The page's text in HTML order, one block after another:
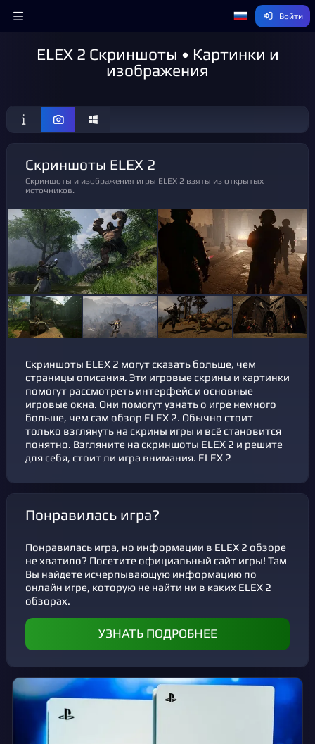
Войти
ELEX 2 Скриншоты • Картинки и
изображения
Скриншоты ELEX 2
Скриншоты и изображения игры ELEX 2 взяты из открытых
источников.
Скриншоты ELEX 2 могут сказать больше, чем
страницы описания. Эти игровые скрины и картинки
помогут рассмотреть интерфейс и основные
игровые окна. Они помогут узнать о игре немного
больше, чем сам обзор ELEX 2. Обычно стоит
только взглянуть на скрины игры и всё становится
понятно. Взгляните на скриншоты ELEX 2 и решите
для себя, стоит ли игра внимания. ELEX 2
Понравилась игра?
Понравилась игра, но информации в ELEX 2 обзоре
не хватило? Посетите официальный сайт игры! Там
Вы найдете исчерпывающую информацию по
онлайн игре, которую не найти ни в каких ELEX 2
обзорах.
УЗНАТЬ ПОДРОБНЕЕ